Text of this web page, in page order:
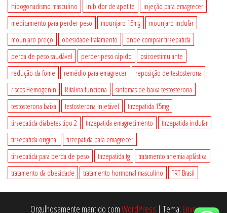
hipogonadismo masculino
inibidor de apetite
injeção para emagrecer
medicamento para perder peso
mounjaro 15mg
mounjaro indufar
mounjaro preço
obesidade tratamento
onde comprar tirzepatida
perda de peso saudável
perder peso rápido
psicoestimulante
redução da fome
remédio para emagrecer
reposição de testosterona
riscos Hemogenin
Ritalina funciona
sintomas de baixa testosterona
testosterona baixa
testosterona injetável
tirzepatida 15mg
tirzepatida diabetes tipo 2
tirzepatida emagrecimento
tirzepatida indufar
tirzepatida original
tirzepatida para emagrecer
tirzepatida para perda de peso
tirzepatida tg
tratamento anemia aplástica
tratamento da obesidade
tratamento hormonal masculino TRT Brasil
Orgulhosamente mantido comWordPress | Tema: Envo